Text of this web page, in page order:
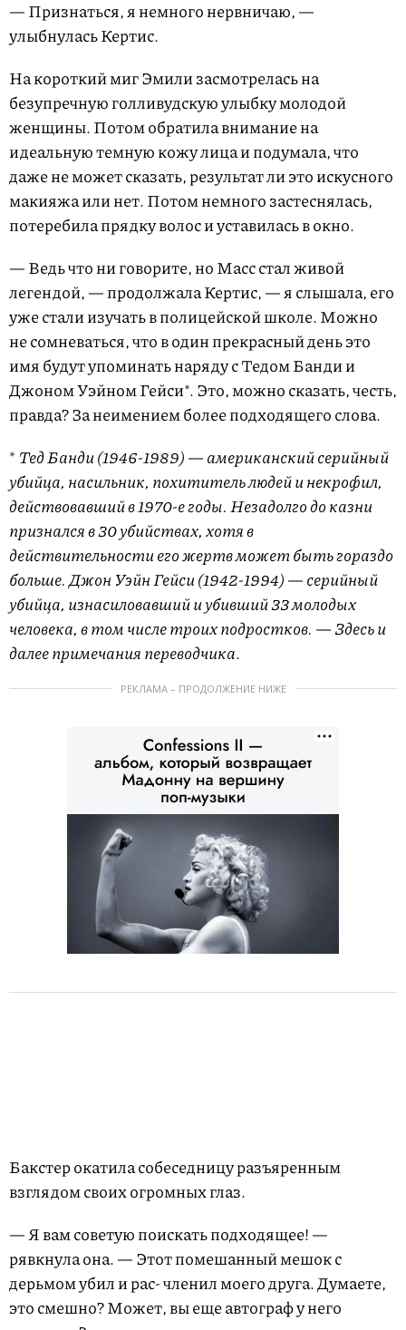
— Признаться, я немного нервничаю, —
улыбнулась Кертис.
На короткий миг Эмили засмотрелась на
безупречную голливудскую улыбку молодой
женщины. Потом обратила внимание на
идеальную темную кожу лица и подумала, что
даже не может сказать, результат ли это искусного
макияжа или нет. Потом немного застеснялась,
потеребила прядку волос и уставилась в окно.
— Ведь что ни говорите, но Масс стал живой
легендой, — продолжала Кертис, — я слышала, его
уже стали изучать в полицейской школе. Можно
не сомневаться, что в один прекрасный день это
имя будут упоминать наряду с Тедом Банди и
Джоном Уэйном Гейси*. Это, можно сказать, честь,
правда? За неимением более подходящего слова.
* Тед Банди (1946-1989) — американский серийный
убийца, насильник, похититель людей и некрофил,
действовавший в 1970-е годы. Незадолго до казни
признался в 30 убийствах, хотя в
действительности его жертв может быть гораздо
больше. Джон Уэйн Гейси (1942-1994) — серийный
убийца, изнасиловавший и убивший 33 молодых
человека, в том числе троих подростков. — Здесь и
далее примечания переводчика.
РЕКЛАМА – ПРОДОЛЖЕНИЕ НИЖЕ
Бакстер окатила собеседницу разъяренным
взглядом своих огромных глаз.
— Я вам советую поискать подходящее! —
рявкнула она. — Этот помешанный мешок с
дерьмом убил и рас- членил моего друга. Думаете,
это смешно? Может, вы еще автограф у него